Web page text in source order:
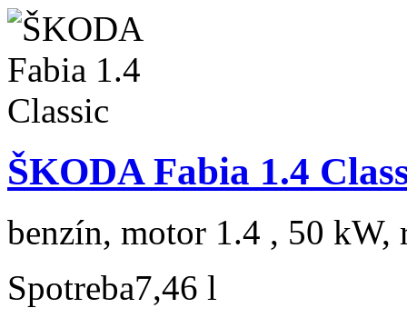
ŠKODA Fabia 1.4
benzín, motor 1.4 , 50 kW,
Spotreba7,46 l